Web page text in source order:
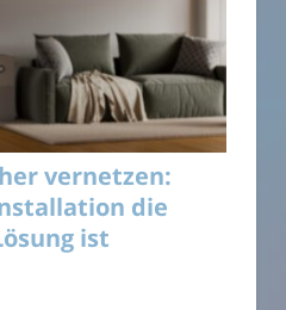
vernetzen:
die
ist